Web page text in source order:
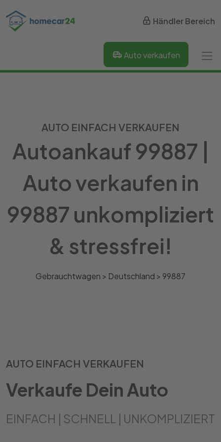
Händler Bereich
Auto verkaufen
AUTO EINFACH VERKAUFEN
Autoankauf 99887 |
Auto verkaufen in
99887 unkompliziert
& stressfrei!
Gebrauchtwagen > Deutschland > 99887
AUTO EINFACH VERKAUFEN
Verkaufe Dein Auto
EINFACH | SCHNELL | UNKOMPLIZIERT